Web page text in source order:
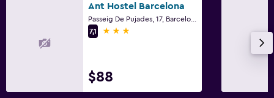
Ant Hostel Barcelona
7,1
3 estrellas
$88